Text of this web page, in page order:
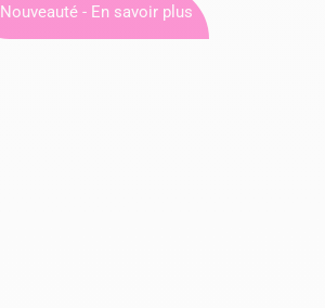
Nouveauté - En savoir plus